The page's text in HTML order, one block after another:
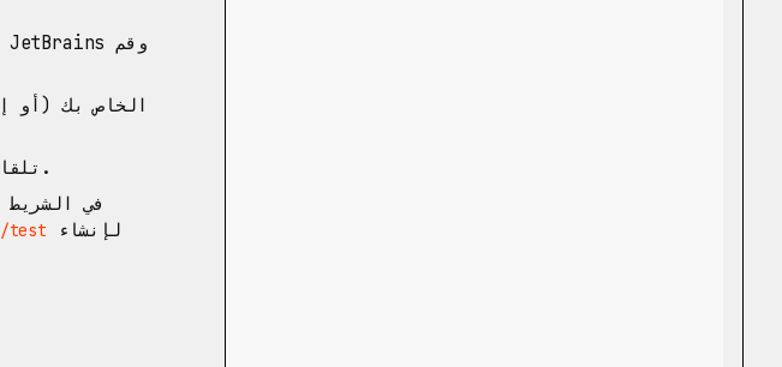
سيبدأ Cody تلقائيًا في تقديم الإكمالات التلقائية أثناء الكتابة.
/test